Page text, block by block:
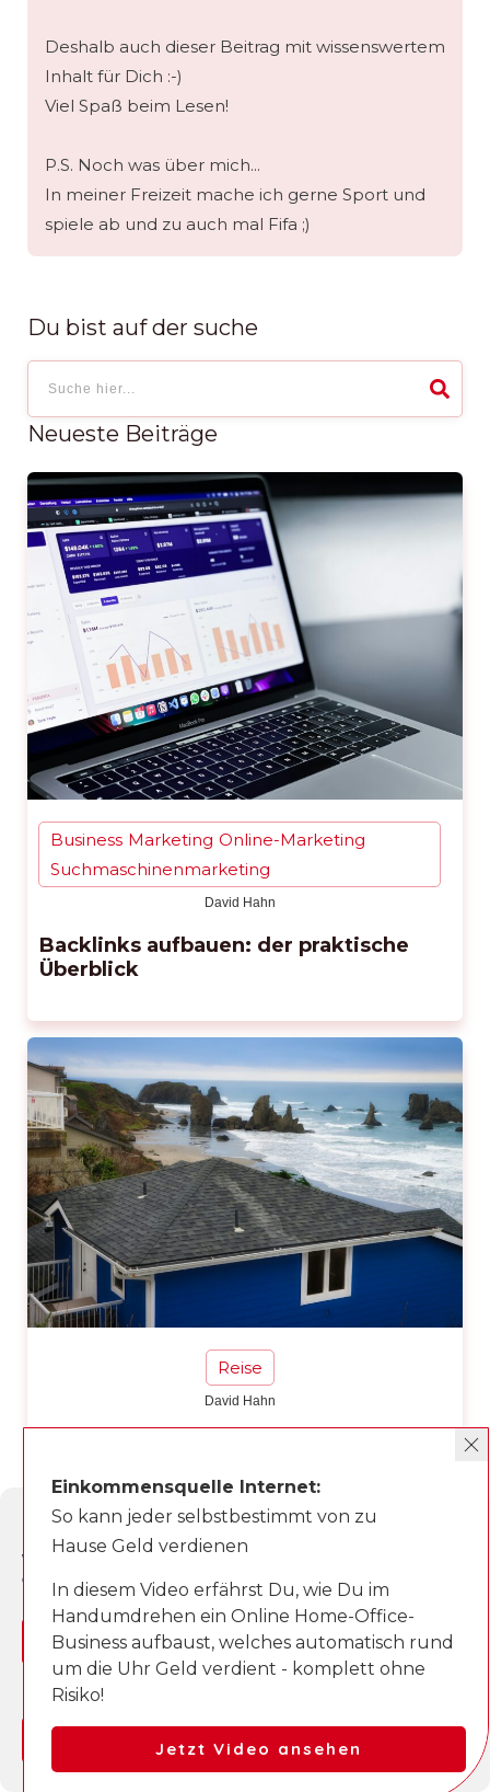
Cookie-Zustimmung verwalten
Wir verwenden Cookies, um unsere Website und unseren Service zu
optimieren.
Ja, einverstanden
Einstellungen anzeigen
Deshalb auch dieser Beitrag mit wissenswertem
Inhalt für Dich :-)
Viel Spaß beim Lesen!
P.S. Noch was über mich...
In meiner Freizeit mache ich gerne Sport und
spiele ab und zu auch mal Fifa ;)
Du bist auf der suche
Neueste Beiträge
Business Marketing Online-Marketing
Suchmaschinenmarketing
David Hahn
Backlinks aufbauen: der praktische
Überblick
Reise
David Hahn
Ausstattung und Buchung achten
sollten
Einkommensquelle Internet:
So kann jeder selbstbestimmt von zu
Hause Geld verdienen
In diesem Video erfährst Du, wie Du im
Handumdrehen ein Online Home-Office-
Business aufbaust, welches automatisch rund
um die Uhr Geld verdient - komplett ohne
Risiko!
Jetzt Video ansehen